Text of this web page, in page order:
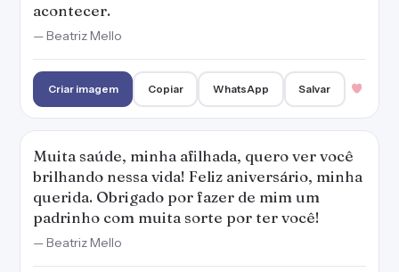
acontecer.
— Beatriz Mello
Criar imagem Copiar WhatsApp Salvar
Muita saúde, minha afilhada, quero ver você
brilhando nessa vida! Feliz aniversário, minha
querida. Obrigado por fazer de mim um
padrinho com muita sorte por ter você!
— Beatriz Mello